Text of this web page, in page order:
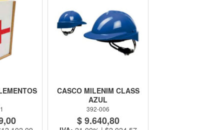
CASCO MILENIM CLASS
AZUL
392-006
$ 9.640,80